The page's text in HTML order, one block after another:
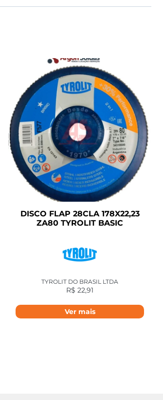
DISCO FLAP 28CLA 178X22,23
ZA80 TYROLIT BASIC
TYROLIT DO BRASIL LTDA
R$ 22,91
Ver mais